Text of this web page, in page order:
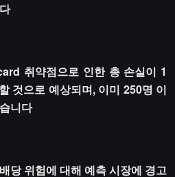
취약점으로 인한 총 손실이 1
것으로 예상되며, 이미 250명 이
니다
당 위험에 대해 예측 시장에 경고